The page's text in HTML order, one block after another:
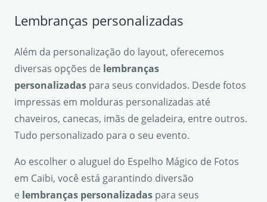
Lembranças personalizadas
Além da personalização do layout, oferecemos
diversas opções de lembranças
personalizadas para seus convidados. Desde fotos
impressas em molduras personalizadas até
chaveiros, canecas, imãs de geladeira, entre outros.
Tudo personalizado para o seu evento.
Ao escolher o aluguel do Espelho Mágico de Fotos
em Caibi, você está garantindo diversão
e lembranças personalizadas para seus